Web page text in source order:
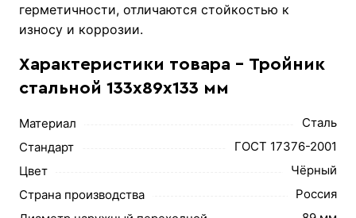
герметичности, отличаются стойкостью к
износу и коррозии.
Характеристики товара - Тройник
стальной 133х89х133 мм
Материал
Сталь
Стандарт
ГОСТ 17376-2001
Цвет
Чёрный
Страна производства
Россия